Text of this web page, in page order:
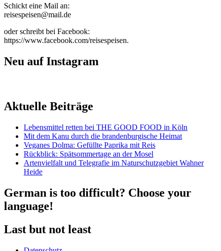
Schickt eine Mail an:
reisespeisen@mail.de
oder schreibt bei Facebook:
https://www.facebook.com/reisespeisen.
Neu auf Instagram
Aktuelle Beiträge
Lebensmittel retten bei THE GOOD FOOD in Köln
Mit dem Kanu durch die brandenburgische Heimat
Veganes Dolma: Gefüllte Paprika mit Reis
Rückblick: Spätsommertage an der Mosel
Artenvielfalt und Telegrafie im Naturschutzgebiet Wahner
Heide
German is too difficult? Choose your
language!
Last but not least